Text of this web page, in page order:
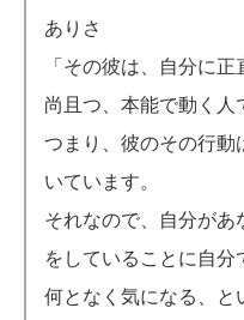
ありさ
「その彼は、自分に正
尚且つ、本能で動く人
つまり、彼のその行動
いています。
それなので、自分があ
をしていることに自分
何となく気になる、と